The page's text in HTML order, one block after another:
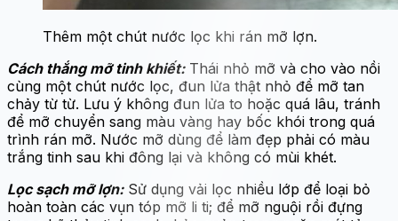
Thêm một chút nước lọc khi rán mỡ lợn.
Cách thắng mỡ tinh khiết:Thái nhỏ mỡ và cho vào nồi
cùng một chút nước lọc, đun lửa thật nhỏ để mỡ tan
chảy từ từ. Lưu ý không đun lửa to hoặc quá lâu, tránh
để mỡ chuyển sang màu vàng hay bốc khói trong quá
trình rán mỡ. Nước mỡ dùng để làm đẹp phải có màu
trắng tinh sau khi đông lại và không có mùi khét.
Lọc sạch mỡ lợn:Sử dụng vải lọc nhiều lớp để loại bỏ
hoàn toàn các vụn tóp mỡ li ti; để mỡ nguội rồi đựng